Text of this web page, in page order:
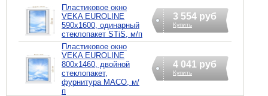
Пластиковое окно
VEKA EUROLINE
590х1600, одинарный
стеклопакет STiS, м/п
3 554 руб
Купить
Пластиковое окно
VEKA EUROLINE
800х1460, двойной
стеклопакет,
фурнитура MACO, м/
п
4 041 руб
Купить